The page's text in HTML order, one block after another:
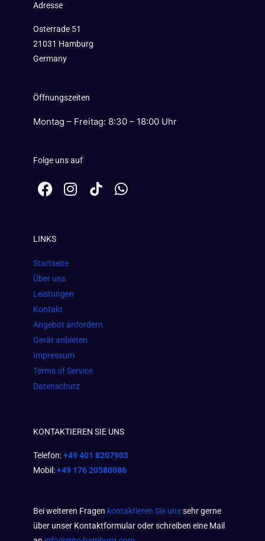
Adresse
Osterrade 51
21031 Hamburg
Germany
Öffnungszeiten
Montag – Freitag: 8:30 – 18:00 Uhr
Folge uns auf
F
a
b
o
o
k
I
n
m
W
h
LINKS
Startseite
Über uns
Leistungen
Kontakt
Angebot anfordern
Gerät anbieten
Impressum
Terms of Service
Datenschutz
KONTAKTIEREN SIE UNS
Telefon:+49 401 8207903
Mobil:+49 176 20580086
Bei weiteren Fragen kontaktieren Sie unssehr gerne
über unser Kontaktformular oder schreiben eine Mail